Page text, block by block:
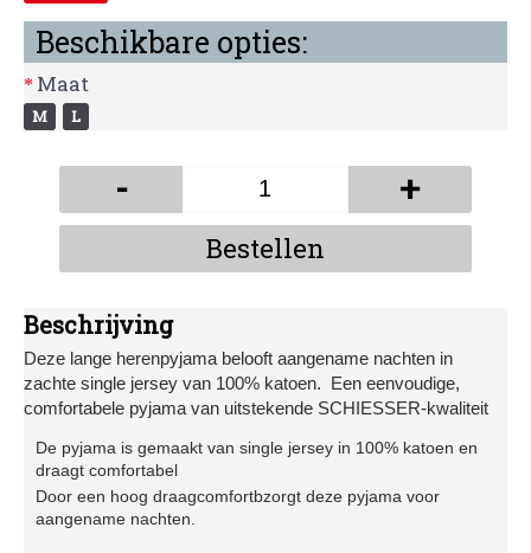
Beschikbare opties:
Maat
M L
- +
Bestellen
Beschrijving
Deze lange herenpyjama belooft aangename nachten in
zachte single jersey van 100% katoen. Een eenvoudige,
comfortabele pyjama van uitstekende SCHIESSER-kwaliteit
De pyjama is gemaakt van single jersey in 100% katoen en
draagt comfortabel
Door een hoog draagcomfortbzorgt deze pyjama voor
aangename nachten.